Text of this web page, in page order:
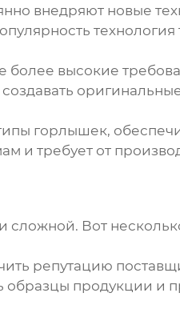
внедряют новые
высокие
горлышек,
и требует от
сложной. Вот
репутацию
продукции и